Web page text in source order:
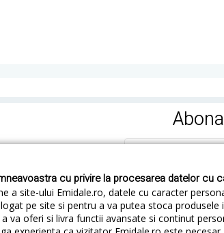
cu privire la procesarea datelor cu
a site-ului Emidale.ro, datele cu caracter
pe site si pentru a va putea stoca
va oferi si livra functii avansate si continut